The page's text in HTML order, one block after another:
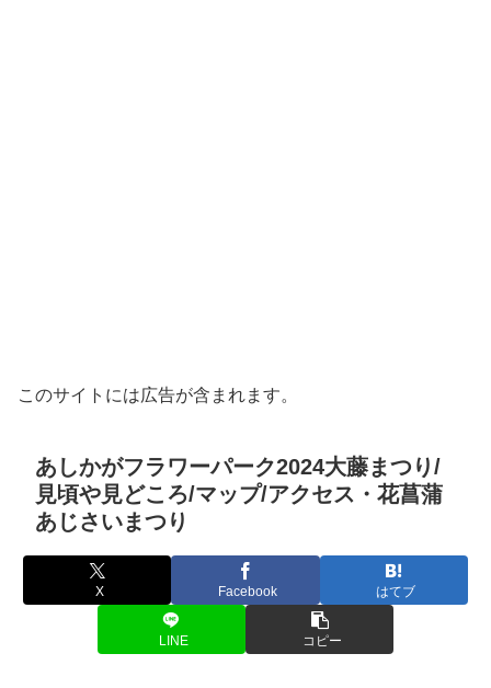
このサイトには広告が含まれます。
あしかがフラワーパーク2024大藤まつり/
見頃や見どころ/マップ/アクセス・花菖蒲
あじさいまつり
X Facebook はてブ
LINE コピー